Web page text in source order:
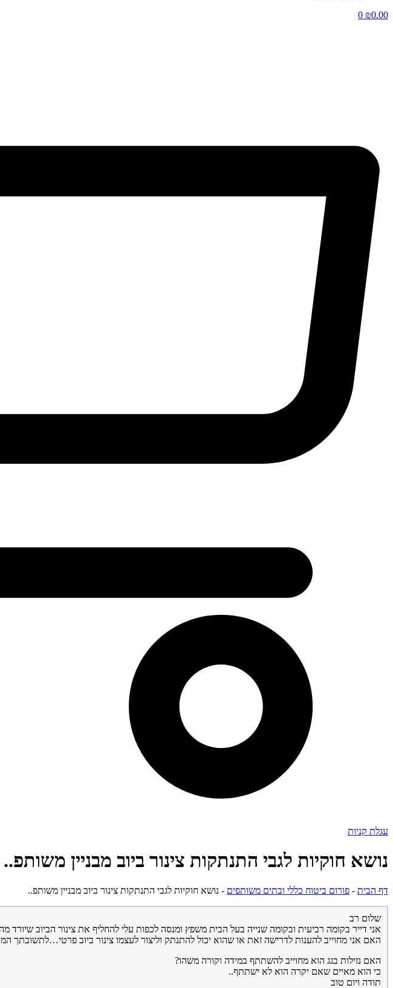
₪0.00
0
עגלת קניות
נושא חוקיות לגבי התנתקות צינור ביוב מבניין משותפ..
דף הבית - פורום ביטוח כללי ובתים משותפים - נושא חוקיות לגבי התנתקות צינור ביוב מבניין משותפ..
שלום רב
אני דייר בקומה רביעית ובקומה שנייה בעל הבית משפץ ומנסה לכפות עלי להחליף את צינור הביוב
האם אני מחוייב להענות לדרישה זאת או שהוא יכול להתנתק וליצור לעצמו צינור ביוב פרטי…לתשובתך
האם נזילות בגג הוא מחוייב להשתתף במידה וקורה משהו?
כי הוא מאיים שאם יקרה הוא לא ישתתף..
תודה ויום טוב